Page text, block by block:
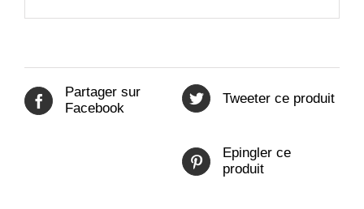
Partager sur
Facebook
Tweeter ce produit
Epingler ce
produit